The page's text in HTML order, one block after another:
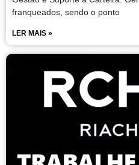
franqueados, sendo o ponto
LER MAIS »